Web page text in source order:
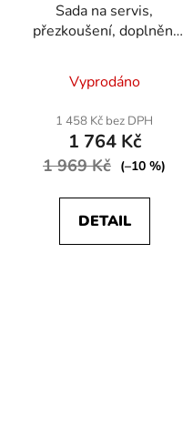
Sada na servis,
přezkoušení, doplnění
Vyprodáno
1 458 Kč bez DPH
1 764 Kč
1 969 Kč (–10 %)
DETAIL